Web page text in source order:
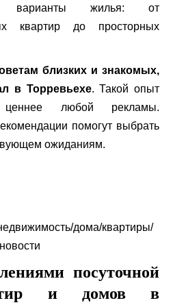
варианты жилья: от
квартир до просторных
близких и знакомых,
в Торревьехе. Такой опыт
любой рекламы.
помогут выбрать
ожиданиям.
дома/квартиры/
новости
посуточной
и домов в